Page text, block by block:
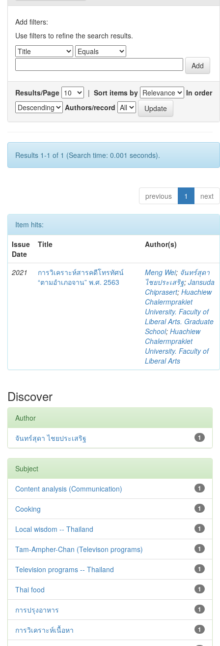
Add filters:
Use filters to refine the search results.
Results/Page | Sort items by
In order
Authors/record
Results 1-1 of 1 (Search time: 0.001 seconds).
previous 1 next
Item hits:
Issue
Date
Title Author(s)
2021
การวิเคราะห์สารคดีโทรทัศน์
“ตามอำเภอจาน” พ.ศ. 2563
Meng Wei; จันทร์สุดา
ไชยประเสริฐ; Jansuda
Chiprasert; Huachiew
Chalermprakiet
University. Faculty of
Liberal Arts. Graduate
School; Huachiew
Chalermprakiet
University. Faculty of
Liberal Arts
Discover
Author
1
จันทร์สุดา ไชยประเสริฐ
Subject
1
Content analysis (Communication)
1
Cooking
1
Local wisdom -- Thailand
1
Tam-Ampher-Chan (Televison programs)
1
Television programs -- Thailand
1
Thai food
1
การปรุงอาหาร
1
การวิเคราะห์เนื้อหา